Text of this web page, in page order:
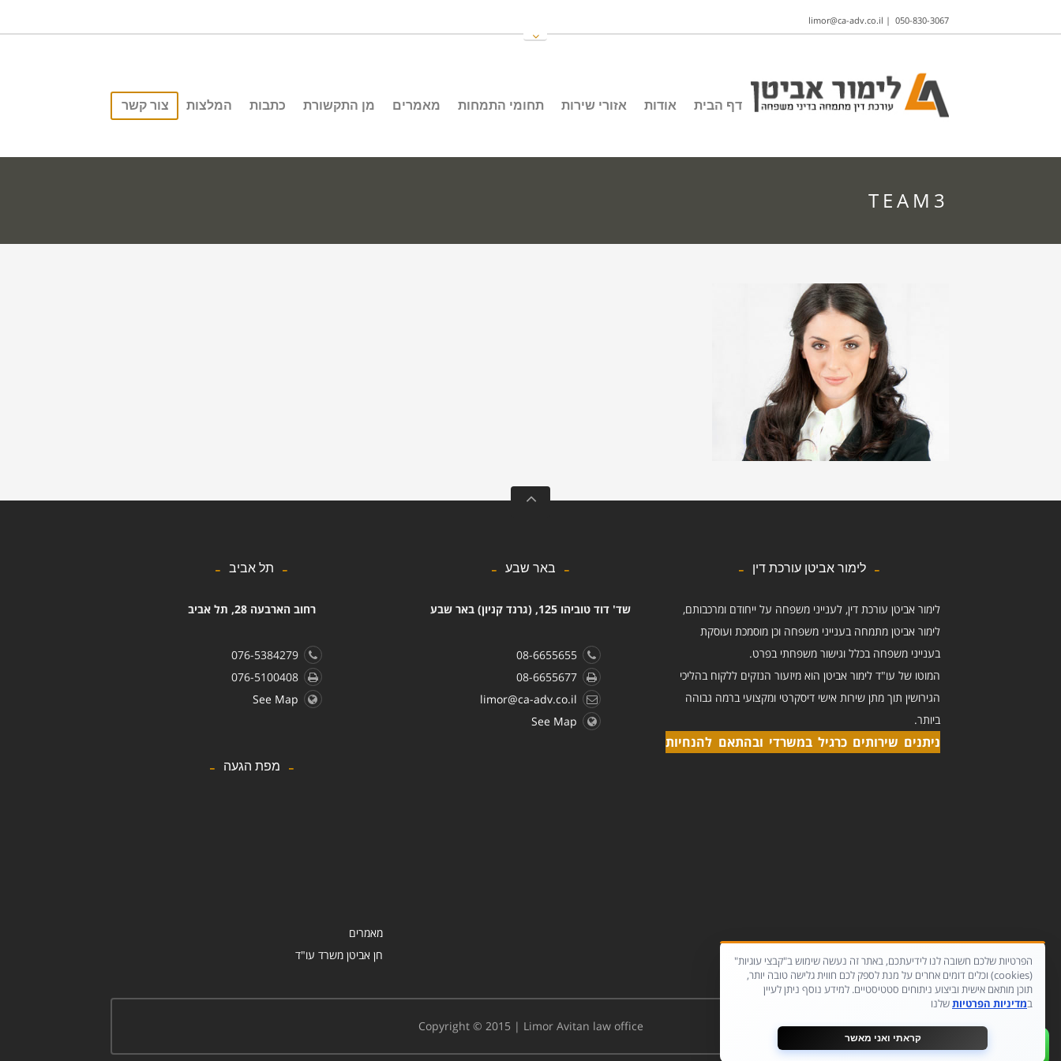
050-830-3067
|
limor@ca-adv.co.il
דף הבית אודות אזורי שירות תחומי התמחות מאמרים מן התקשורת כתבות המלצות צור קשר
TEAM3
תל אביב
רחוב הארבעה 28, תל אביב
076-5384279
076-5100408
See Map
באר שבע
שד' דוד טוביהו 125, (גרנד קניון) באר שבע
08-6655655
08-6655677
limor@ca-adv.co.il
See Map
לימור אביטן עורכת דין
לימור אביטן עורכת דין, לענייני משפחה על ייחודם ומרכבותם,
לימור אביטן מתמחה בענייני משפחה וכן מוסמכת ועוסקת
בענייני משפחה בכלל וגישור משפחתי בפרט.
המוטו של עו"ד לימור אביטן הוא מיזעור הנזקים ללקוח בהליכי
הגירושין תוך מתן שירות אישי דיסקרטי ומקצועי ברמה גבוהה
ביותר.
ניתנים שירותים כרגיל במשרדי ובהתאם להנחיות
מפת הגעה
מאמרים
Copyright © 2015 | Limor Avitan law office
הפרטיות שלכם חשובה לנו לידיעתכם, באתר זה נעשה שימוש ב"קבצי עוגיות"
(cookies) וכלים דומים אחרים על מנת לספק לכם חווית גלישה טובה יותר,
תוכן מותאם אישית וביצוע ניתוחים סטטיסטיים. למידע נוסף ניתן לעיין
במדיניות הפרטיותשלנו
קראתי ואני מאשר